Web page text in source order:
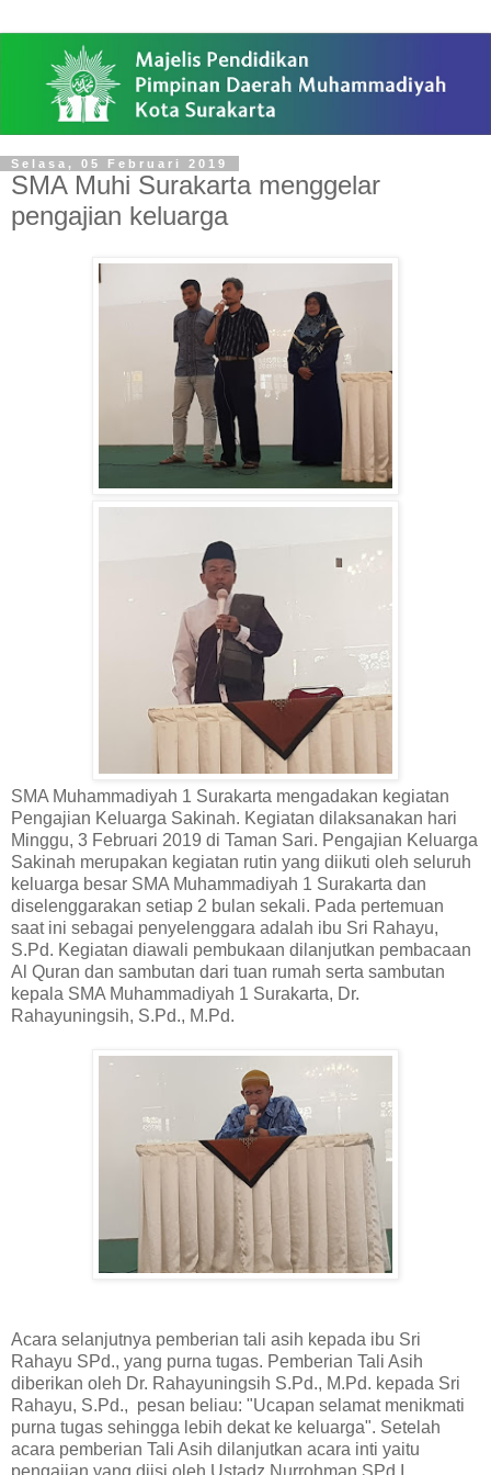
Selasa, 05 Februari 2019
SMA Muhi Surakarta menggelar
pengajian keluarga
SMA Muhammadiyah 1 Surakarta mengadakan kegiatan
Pengajian Keluarga Sakinah. Kegiatan dilaksanakan hari
Minggu, 3 Februari 2019 di Taman Sari. Pengajian Keluarga
Sakinah merupakan kegiatan rutin yang diikuti oleh seluruh
keluarga besar SMA Muhammadiyah 1 Surakarta dan
diselenggarakan setiap 2 bulan sekali. Pada pertemuan
saat ini sebagai penyelenggara adalah ibu Sri Rahayu,
S.Pd. Kegiatan diawali pembukaan dilanjutkan pembacaan
Al Quran dan sambutan dari tuan rumah serta sambutan
kepala SMA Muhammadiyah 1 Surakarta, Dr.
Rahayuningsih, S.Pd., M.Pd.
Acara selanjutnya pemberian tali asih kepada ibu Sri
Rahayu SPd., yang purna tugas. Pemberian Tali Asih
diberikan oleh Dr. Rahayuningsih S.Pd., M.Pd. kepada Sri
Rahayu, S.Pd., pesan beliau: "Ucapan selamat menikmati
purna tugas sehingga lebih dekat ke keluarga". Setelah
acara pemberian Tali Asih dilanjutkan acara inti yaitu